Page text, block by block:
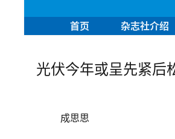
首页 杂志社介绍
光伏今年或呈先紧后
	成思思